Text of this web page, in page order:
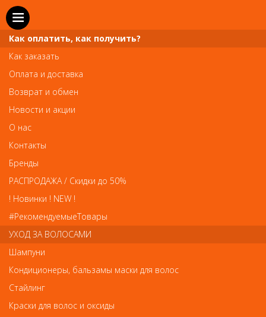
SEO
PT-498-BL Metzger Пинцет скошенный от Metzger
PT-498-BL Metzger Пинцет скошенный
Как оплатить, как получить?
Как заказать
Оплата и доставка
Возврат и обмен
Новости и акции
О нас
Контакты
Бренды
РАСПРОДАЖА / Скидки до 50%
! Новинки ! NEW !
#РекомендуемыеТовары
УХОД ЗА ВОЛОСАМИ
Шампуни
Кондиционеры, бальзамы маски для волос
Стайлинг
Краски для волос и оксиды